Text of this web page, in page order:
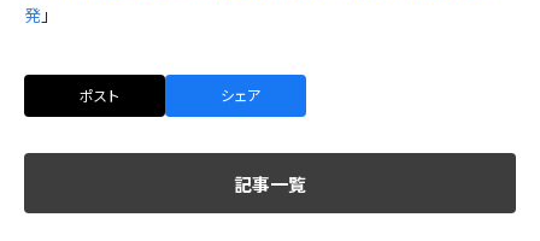
発 」
ポスト シェア
記事一覧